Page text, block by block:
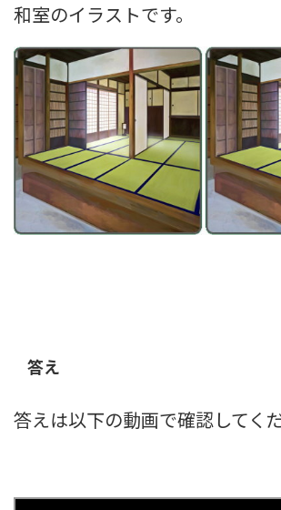
和室のイラストです。
答え
答えは以下の動画で確認してく